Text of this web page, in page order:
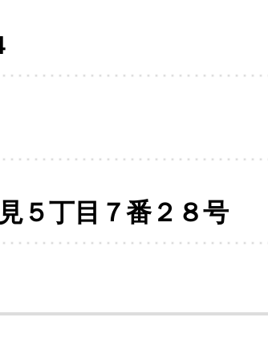
５丁目７番２８号